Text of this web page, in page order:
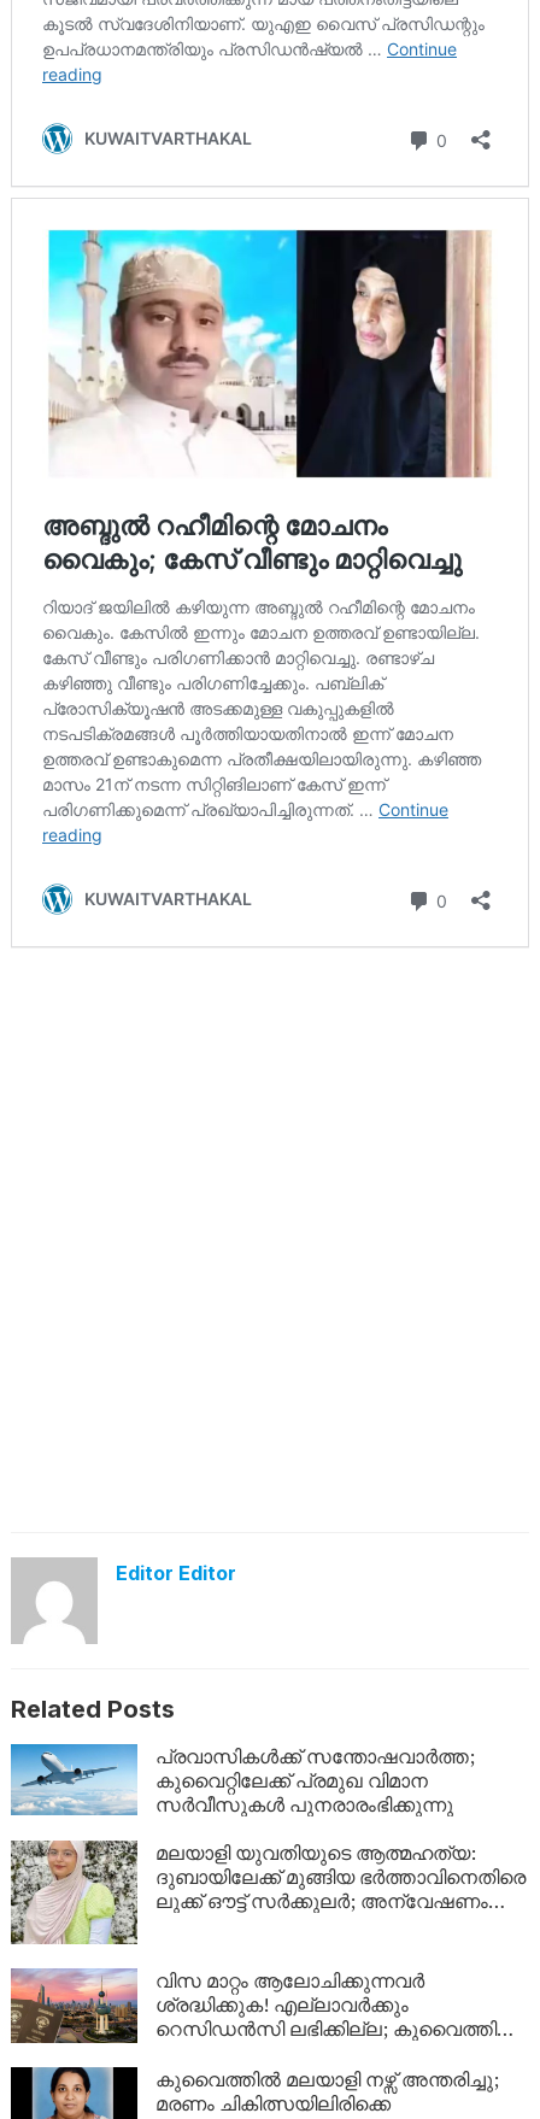
Editor Editor
Related Posts
പ്രവാസികൾക്ക് സന്തോഷവാർത്ത;
കുവൈറ്റിലേക്ക് പ്രമുഖ വിമാന
സർവീസുകൾ പുനരാരംഭിക്കുന്നു
മലയാളി യുവതിയുടെ ആത്മഹത്യ:
ദുബായിലേക്ക് മുങ്ങിയ ഭർത്താവിനെതിരെ
ലുക്ക് ഔട്ട് സർക്കുലർ; അന്വേഷണം
വിസ മാറ്റം ആലോചിക്കുന്നവർ
ശ്രദ്ധിക്കുക! എല്ലാവർക്കും
റെസിഡൻസി ലഭിക്കില്ല; കുവൈത്തിന്റെ
കുവൈത്തിൽ മലയാളി നഴ്സ് അന്തരിച്ചു;
മരണം ചികിത്സയിലിരിക്കെ